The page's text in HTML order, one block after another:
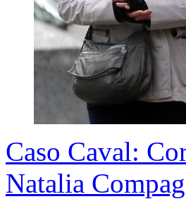
Caso Caval:
Natalia